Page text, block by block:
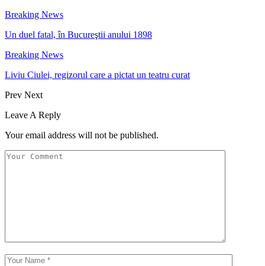
Breaking News
Un duel fatal, în Bucureştii anului 1898
Breaking News
Liviu Ciulei, regizorul care a pictat un teatru curat
Prev Next
Leave A Reply
Your email address will not be published.